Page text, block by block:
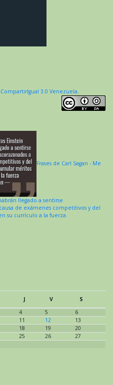
3.0 Venezuela.
Frases de Carl Sagan - Me
llegado a sentirse
de exámenes competitivos y del
su currículo a la fuerza.
J V
S
4 5
6
11 12
13
18 19
20
25 26
27